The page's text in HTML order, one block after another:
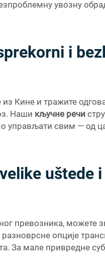
увозну
i
Кине и тражите
Наши кључне речи
управљати свим — од
uštede
превозника, можете
опције
За мале привредне